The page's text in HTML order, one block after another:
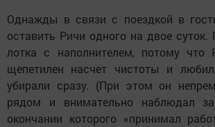
Однажды в связи с поездкой в
оставить Ричи одного на двое суток.
лотка с наполнителем, потому что
щепетилен насчет чистоты и
убирали сразу. (При этом он
рядом и внимательно наблюдал
окончании которого «принимал